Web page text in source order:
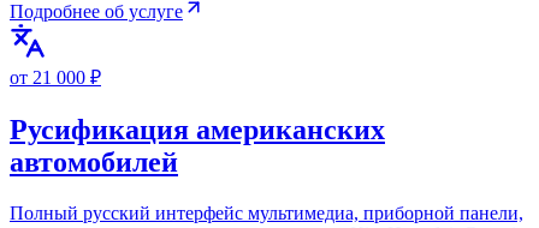
Подробнее об услуге
от 21 000 ₽
Русификация американских
автомобилей
Полный русский интерфейс мультимедиа, приборной панели,